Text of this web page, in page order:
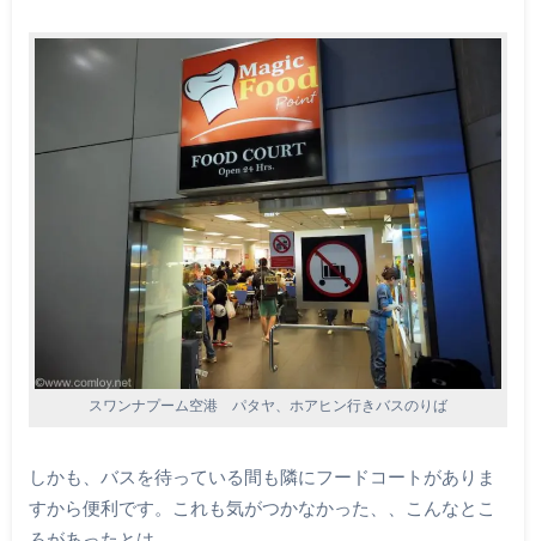
スワンナプーム空港 パタヤ、ホアヒン行きバスのりば
しかも、バスを待っている間も隣にフードコートがありま
すから便利です。これも気がつかなかった、、こんなとこ